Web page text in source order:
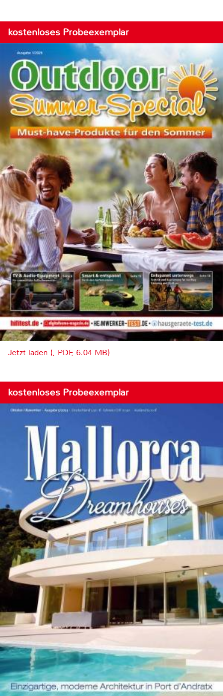
kostenloses Probeexemplar
Jetzt laden (, PDF, 6.04 MB)
kostenloses Probeexemplar